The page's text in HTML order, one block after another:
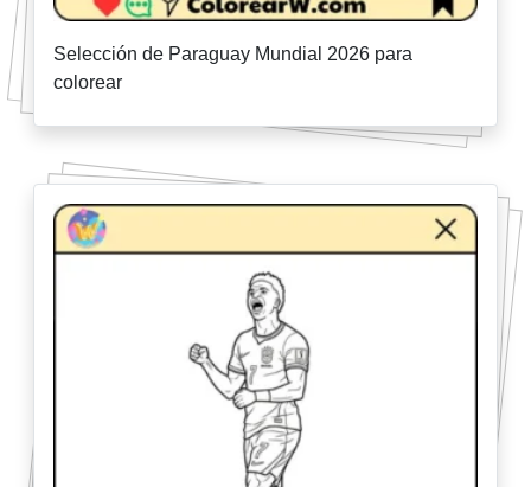
Selección de Paraguay Mundial 2026 para
colorear